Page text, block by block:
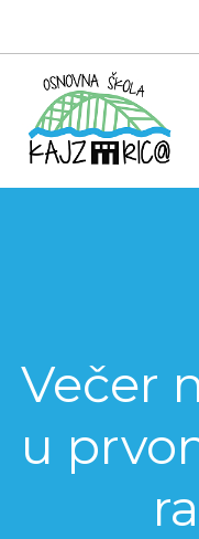
Večer
u